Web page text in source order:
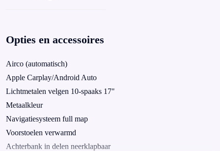
Opties en accessoires
Airco (automatisch)
Apple Carplay/Android Auto
Lichtmetalen velgen 10-spaaks 17"
Metaalkleur
Navigatiesysteem full map
Voorstoelen verwarmd
Achterbank in delen neerklapbaar